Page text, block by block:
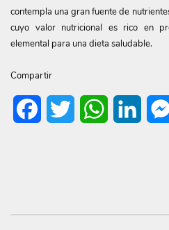
contempla una gran fuente de
cuyo valor nutricional es rico en
elemental para una dieta saludable.
Compartir
FacebookTwitter WhatsApp